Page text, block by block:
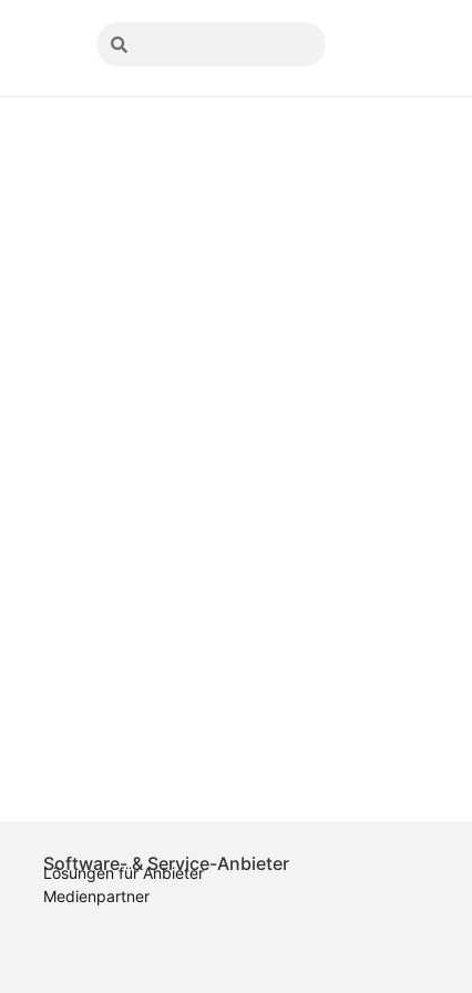
Software- & Service-Anbieter
Lösungen für Anbieter
Medienpartner